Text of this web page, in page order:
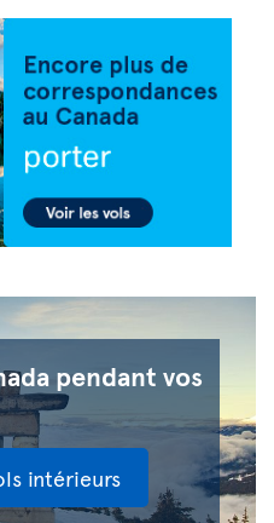
pendant vos
intérieurs